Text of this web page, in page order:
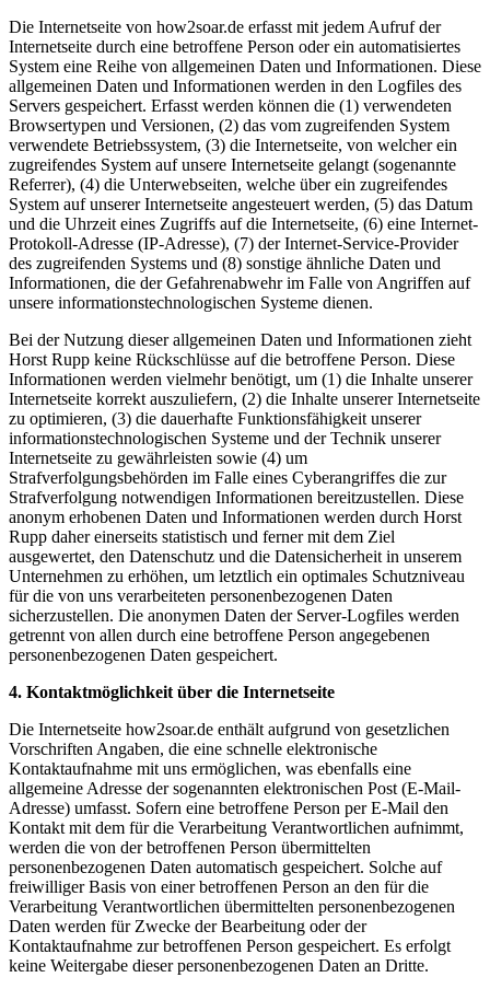
Die Internetseite von how2soar.de erfasst mit jedem Aufruf der
Internetseite durch eine betroffene Person oder ein automatisiertes
System eine Reihe von allgemeinen Daten und Informationen. Diese
allgemeinen Daten und Informationen werden in den Logfiles des
Servers gespeichert. Erfasst werden können die (1) verwendeten
Browsertypen und Versionen, (2) das vom zugreifenden System
verwendete Betriebssystem, (3) die Internetseite, von welcher ein
zugreifendes System auf unsere Internetseite gelangt (sogenannte
Referrer), (4) die Unterwebseiten, welche über ein zugreifendes
System auf unserer Internetseite angesteuert werden, (5) das Datum
und die Uhrzeit eines Zugriffs auf die Internetseite, (6) eine Internet-
Protokoll-Adresse (IP-Adresse), (7) der Internet-Service-Provider
des zugreifenden Systems und (8) sonstige ähnliche Daten und
Informationen, die der Gefahrenabwehr im Falle von Angriffen auf
unsere informationstechnologischen Systeme dienen.
Bei der Nutzung dieser allgemeinen Daten und Informationen zieht
Horst Rupp keine Rückschlüsse auf die betroffene Person. Diese
Informationen werden vielmehr benötigt, um (1) die Inhalte unserer
Internetseite korrekt auszuliefern, (2) die Inhalte unserer Internetseite
zu optimieren, (3) die dauerhafte Funktionsfähigkeit unserer
informationstechnologischen Systeme und der Technik unserer
Internetseite zu gewährleisten sowie (4) um
Strafverfolgungsbehörden im Falle eines Cyberangriffes die zur
Strafverfolgung notwendigen Informationen bereitzustellen. Diese
anonym erhobenen Daten und Informationen werden durch Horst
Rupp daher einerseits statistisch und ferner mit dem Ziel
ausgewertet, den Datenschutz und die Datensicherheit in unserem
Unternehmen zu erhöhen, um letztlich ein optimales Schutzniveau
für die von uns verarbeiteten personenbezogenen Daten
sicherzustellen. Die anonymen Daten der Server-Logfiles werden
getrennt von allen durch eine betroffene Person angegebenen
personenbezogenen Daten gespeichert.
4. Kontaktmöglichkeit über die Internetseite
Die Internetseite how2soar.de enthält aufgrund von gesetzlichen
Vorschriften Angaben, die eine schnelle elektronische
Kontaktaufnahme mit uns ermöglichen, was ebenfalls eine
allgemeine Adresse der sogenannten elektronischen Post (E-Mail-
Adresse) umfasst. Sofern eine betroffene Person per E-Mail den
Kontakt mit dem für die Verarbeitung Verantwortlichen aufnimmt,
werden die von der betroffenen Person übermittelten
personenbezogenen Daten automatisch gespeichert. Solche auf
freiwilliger Basis von einer betroffenen Person an den für die
Verarbeitung Verantwortlichen übermittelten personenbezogenen
Daten werden für Zwecke der Bearbeitung oder der
Kontaktaufnahme zur betroffenen Person gespeichert. Es erfolgt
keine Weitergabe dieser personenbezogenen Daten an Dritte.